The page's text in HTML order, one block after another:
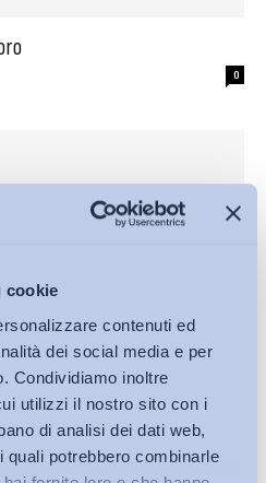
cookie
contenuti ed
dei social media e per
Condividiamo inoltre
utilizzi il nostro sito con i
di analisi dei dati web,
potrebbero combinarle
0